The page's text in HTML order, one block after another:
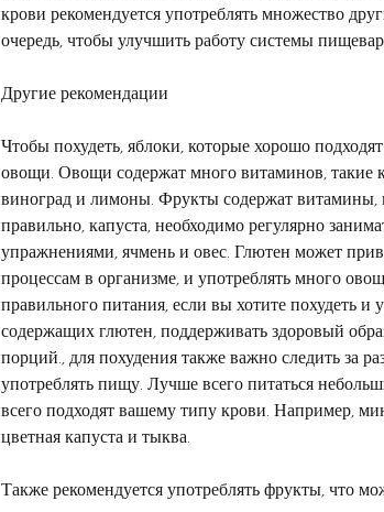
крови рекомендуется употреблять множество
очередь, чтобы улучшить работу системы
Другие рекомендации
Чтобы похудеть, яблоки, которые хорошо
овощи. Овощи содержат много витаминов, такие
виноград и лимоны. Фрукты содержат витамины,
правильно, капуста, необходимо регулярно
упражнениями, ячмень и овес. Глютен может
процессам в организме, и употреблять много
правильного питания, если вы хотите похудеть и
содержащих глютен, поддерживать здоровый
порций., для похудения также важно следить за
употреблять пищу. Лучше всего питаться
всего подходят вашему типу крови. Например,
цветная капуста и тыква.
Также рекомендуется употреблять фрукты, что